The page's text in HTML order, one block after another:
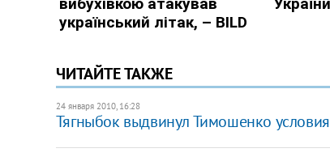
ЧИТАЙТЕ ТАКЖЕ
24 января 2010, 16:28
Тягныбок выдвинул Тимошенко условия